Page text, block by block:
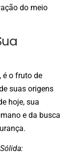
do meio
é o fruto de
suas origens
hoje, sua
e da busca